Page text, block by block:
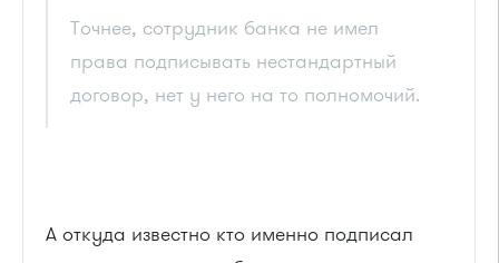
Точнее, сотрудник банка не имел
права подписывать нестандартный
договор, нет у него на то полномочий.
А откуда известно кто именно подписал